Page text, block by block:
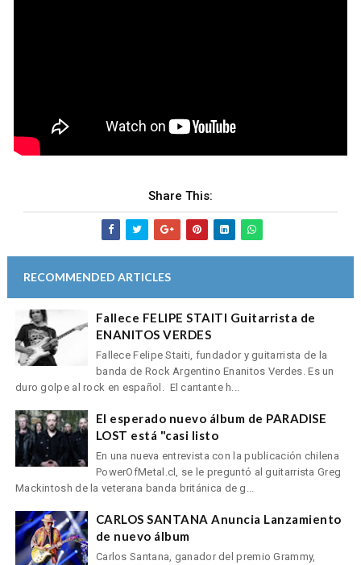
Share This:
RECOMMENDED ARTICLES
Fallece FELIPE STAITI Guitarrista de
ENANITOS VERDES
Fallece Felipe Staiti, fundador y guitarrista de la
banda de Rock Argentino Enanitos Verdes. Es un
duro golpe al rock en español. El cantante h...
El esperado nuevo álbum de PARADISE
LOST está "casi listo
En una nueva entrevista con la publicación chilena
PowerOfMetal.cl, se le preguntó al guitarrista Greg
Mackintosh de la veterana banda británica de g...
CARLOS SANTANA Anuncia Lanzamiento
de nuevo álbum
Carlos Santana, ganador del premio Grammy,